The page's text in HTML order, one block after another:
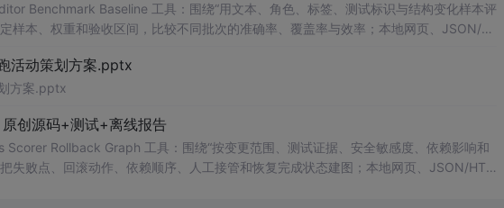
Benchmark Baseline 工具：围绕“用文本、角色、标签、测试标识与结构变化样本评
样本、权重和验收区间，比较不同批次的准确率、覆盖率与效率；本地网页、JSON/H
声明。适合开发者进行工程预检、质量审查和交付复核；Node.js 18+可直接运行，零
活动策划方案.pptx
方案.pptx
创源码+测试+离线报告
Rollback Graph 工具：围绕“按变更范围、测试证据、安全敏感度、依赖影响和
失败点、回滚动作、依赖顺序、人工接管和恢复完成状态建图；本地网页、JSON/HTM